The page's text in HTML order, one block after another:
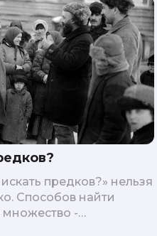
предков?» нельзя
Способов найти
множество -